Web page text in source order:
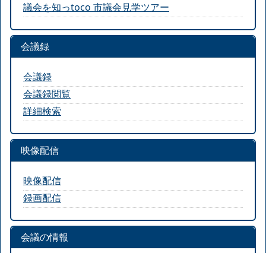
議会を知っtoco 市議会見学ツアー
会議録
会議録
会議録閲覧
詳細検索
映像配信
映像配信
録画配信
会議の情報